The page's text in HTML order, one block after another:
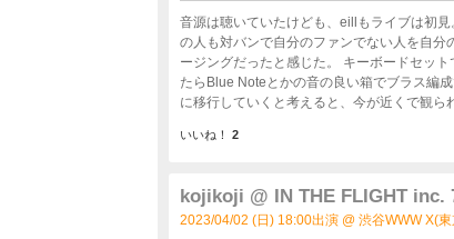
音源は聴いていたけども、eillもライブは初
の人も対バンで自分のファンでない人を自
ージングだったと感じた。 キーボードセッ
たらBlue Noteとかの音の良い箱でブラス編
に移行していくと考えると、今が近くで観ら
いいね！ 2
kojikoji @ IN THE FLIGHT inc.
2023/04/02 (日) 18:00出演 @ 渋谷WWW X(